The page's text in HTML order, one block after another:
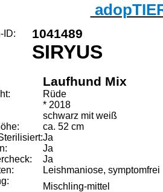
ID:
1041489
SIRYUS
Laufhund Mix
Rüde
* 2018
schwarz mit weiß
ca. 52 cm
Ja
Ja
Ja
Leishmaniose, symptomfrei
Mischling-mittel